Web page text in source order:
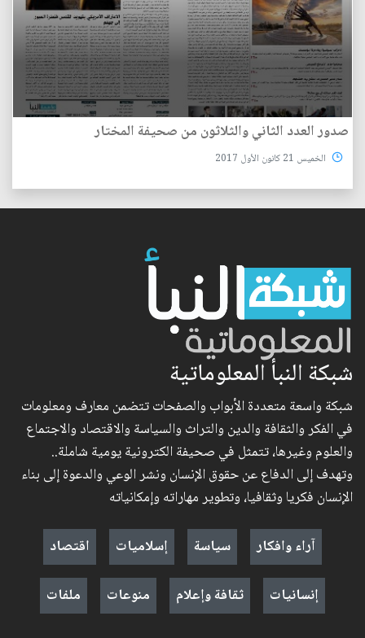
صدور العدد الثاني والثلاثون من صحيفة المختار
الخميس 21 كانون الأول 2017
شبكة النبأ المعلوماتية
شبكة واسعة متعددة الأبواب والصفحات تتضمن معارف ومعلومات
في الفكر والثقافة والدين والتراث والسياسة والاقتصاد والاجتماع
والعلوم وغيرها، تتمثل في صحيفة الكترونية يومية شاملة..
وتهدف إلى الدفاع عن حقوق الإنسان ونشر الوعي والدعوة إلى بناء
الإنسان فكريا وثقافيا، وتطوير مهاراته وإمكانياته
آراء وافكار
سياسة إسلاميات
اقتصاد
إنسانيات
ثقافة وإعلام منوعات ملفات